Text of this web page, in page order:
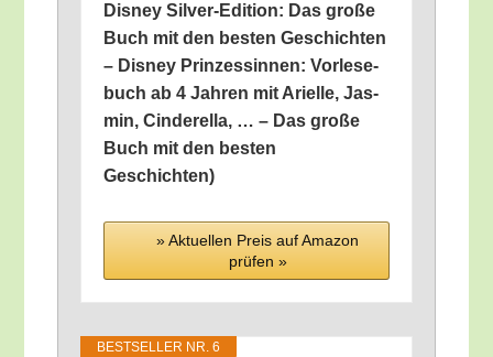
Dis­ney Sil­ver-Edi­ti­on: Das gro­ße
Buch mit den bes­ten Geschich­ten
– Dis­ney Prin­zes­sin­nen: Vor­le­se­
buch ab 4 Jah­ren mit Ari­el­le, Jas­
min, Cin­de­r­el­la, … – Das gro­ße
Buch mit den bes­ten
Geschichten)
» Aktu­el­len Preis auf Ama­zon
prü­fen »
BEST­SEL­LER NR. 6